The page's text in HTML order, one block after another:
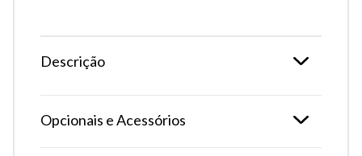
Tamanho do texto
Descrição
Opcionais e Acessórios